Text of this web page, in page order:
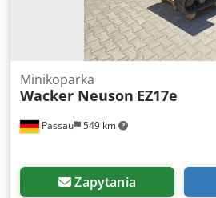
Passau 549 km
Minikoparka
Wacker Neuson EZ17e
Zapytania